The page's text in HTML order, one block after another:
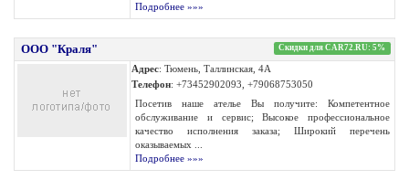
Подробнее »»»
ООО "Краля" Скидки для CAR72.RU: 5%
Адрес: Тюмень, Таллинская, 4А
Телефон: +73452902093, +79068753050
Посетив наше ателье Вы получите: Компетентное
обслуживание и сервис; Высокое профессиональное
качество исполнения заказа; Широкий перечень
оказываемых ...
Подробнее »»»